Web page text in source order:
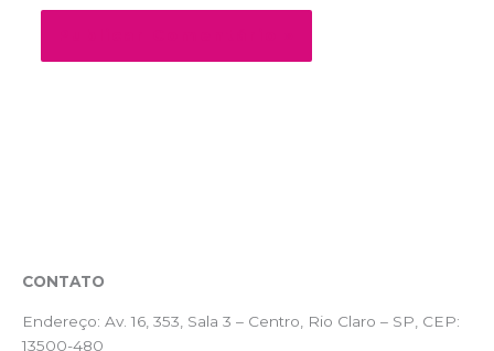
CONTATO
Endereço: Av. 16, 353, Sala 3 – Centro, Rio Claro – SP, CEP:
13500-480